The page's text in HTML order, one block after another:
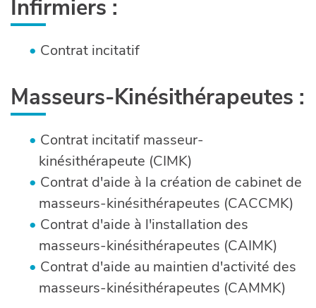
Infirmiers :
Contrat incitatif
Masseurs-Kinésithérapeutes :
Contrat incitatif masseur-
kinésithérapeute (CIMK)
Contrat d'aide à la création de cabinet de
masseurs-kinésithérapeutes (CACCMK)
Contrat d'aide à l'installation des
masseurs-kinésithérapeutes (CAIMK)
Contrat d'aide au maintien d'activité des
masseurs-kinésithérapeutes (CAMMK)